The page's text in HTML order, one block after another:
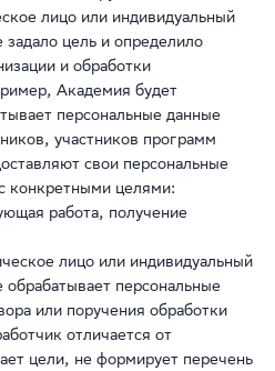
лицо или индивидуальный
цель и определило
и обработки
Академия будет
персональные данные
участников программ
свои персональные
конкретными целями:
работа, получение
лицо или индивидуальный
персональные
или поручения обработки
отличается от
цели, не формирует перечень